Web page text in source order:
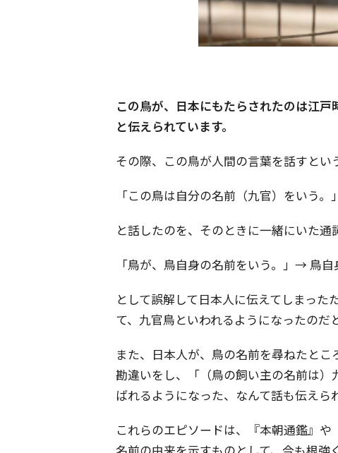
この鳥が、日本にもたらされたのは江
と伝えられています。
その際、この鳥が人間の言葉を話すとい
「この鳥は自分の名前（九官）をいう。」
と話したのを、そのときに一緒にいた通
「鳥が、鳥自身の名前をいう。」→ 鳥
として誤解して日本人に伝えてしまっ
て、九官鳥といわれるようになったのだ
また、日本人が、鳥の名前を尋ねたと
勘違いをし、「（鳥の飼い主の名前は
ばれるようになった、なんて話も伝えら
これらのエピソードは、『本朝通鑑』